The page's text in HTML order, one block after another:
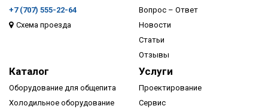
+7 (707) 555-22-64
Схема проезда
Вопрос – Ответ
Новости
Статьи
Отзывы
Каталог
Оборудование для общепита
Холодильное оборудование
Услуги
Проектирование
Сервис